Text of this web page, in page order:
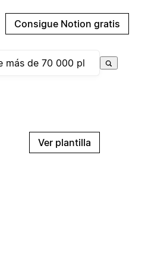
Consigue Notion gratis
Ver plantilla